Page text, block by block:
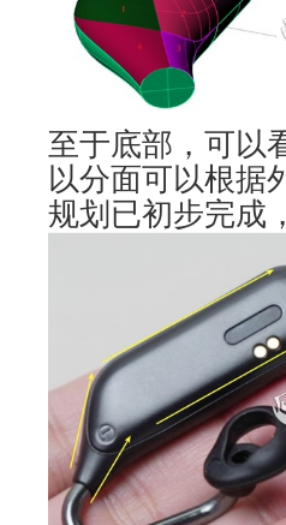
至于底部，可以
以分面可以根据
规划已初步完成